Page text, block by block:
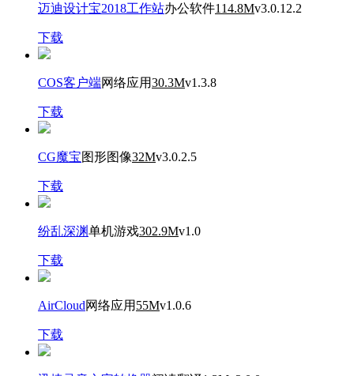
迈迪设计宝2018工作站办公软件114.8Mv3.0.12.2
下载
COS客户端网络应用30.3Mv1.3.8
下载
CG魔宝图形图像32Mv3.0.2.5
下载
纷乱深渊单机游戏302.9Mv1.0
下载
AirCloud网络应用 55Mv1.0.6
下载